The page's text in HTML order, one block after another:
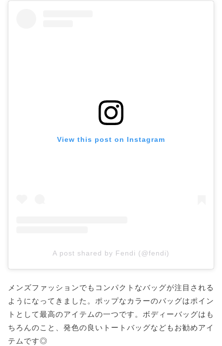
View this post on Instagram
A post shared by Fendi (@fendi)
メンズファッションでもコンパクトなバッグが注目される
ようになってきました。ポップなカラーのバッグはポイン
トとして最高のアイテムの一つです。ボディーバッグはも
ちろんのこと、発色の良いトートバッグなどもお勧めアイ
テムです◎